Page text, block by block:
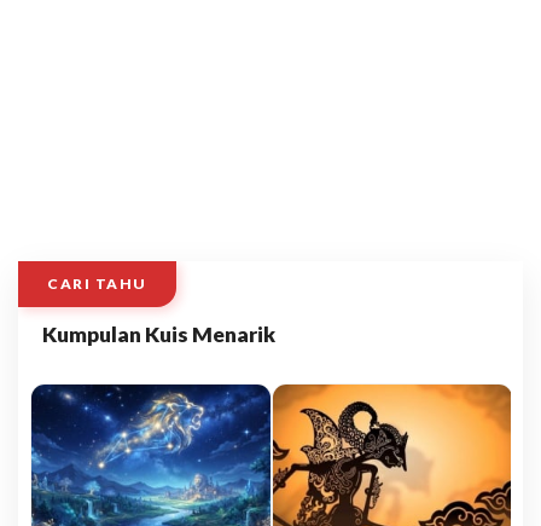
CARI TAHU
Kumpulan Kuis Menarik